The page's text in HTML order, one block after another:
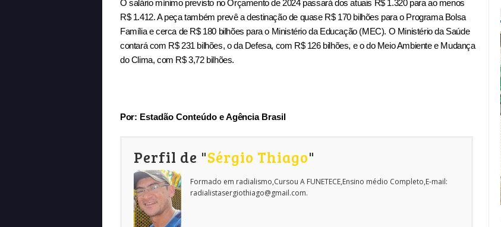
O salário mínimo previsto no Orçamento de 2024 passará dos atuais R$ 1.320 para ao menos
R$ 1.412. A peça também prevê a destinação de quase R$ 170 bilhões para o Programa Bolsa
Família e cerca de R$ 180 bilhões para o Ministério da Educação (MEC). O Ministério da Saúde
contará com R$ 231 bilhões, o da Defesa, com R$ 126 bilhões, e o do Meio Ambiente e Mudança
do Clima, com R$ 3,72 bilhões.
Por: Estadão Conteúdo e Agência Brasil
Perfil de "Sérgio Thiago"
Formado em radialismo,Cursou A FUNETECE,Ensino médio Completo,E-mail:
radialistasergiothiago@gmail.com.